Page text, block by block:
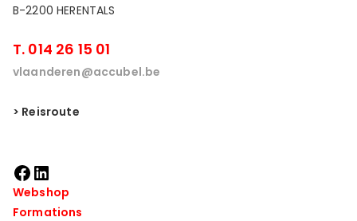
B-2200 HERENTALS
T. 014 26 15 01
vlaanderen@accubel.be
> Reisroute
Webshop
Formations